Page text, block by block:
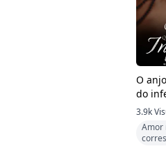
O
do
3.9k
Amor